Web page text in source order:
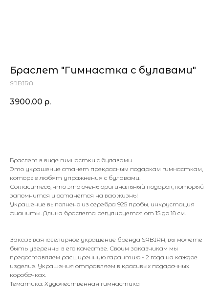
Браслет "Гимнастка с булавами"
SABIRA
3900,00 р.
Браслет в виде гимнастки с булавами.
Это украшение станет прекрасным подаркам гимнасткам,
которые любят упражнения с булавами.
Согласитесь, что это очень оригинальный подарок, который
запомнится и останется на всю жизнь!
Украшение выполнено из серебра 925 пробы, инкрустация
фианиты. Длина браслета регулируется от 15 до 18 см.
Заказывая ювелирное украшение бренда SABIRA, вы можете
быть уверенны в его качестве. Своим заказчикам мы
предоставляем расширенную гарантию - 2 года на каждое
изделие. Украшения отправляем в красивых подарочных
коробочках.
Тематика: Художественная гимнастика